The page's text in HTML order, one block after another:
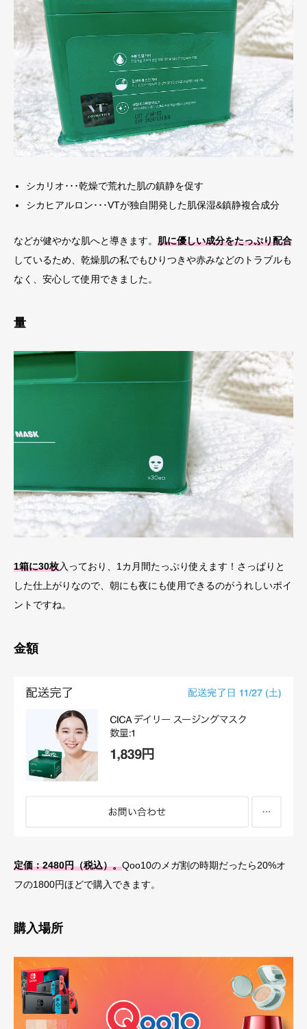
シカリオ･･･乾燥で荒れた肌の鎮静を促す
シカヒアルロン･･･VTが独自開発した肌保湿&鎮静複合成分
などが健やかな肌へと導きます。 肌に優しい成分をたっぷり配合
しているため、乾燥肌の私でもひりつきや赤みなどのトラブルも
なく、安心して使用できました。
量
1箱に30枚入っており、1カ月間たっぷり使えます！さっぱりと
した仕上がりなので、朝にも夜にも使用できるのがうれしいポイ
ントですね。
金額
定価：2480円（税込）。Qoo10のメガ割の時期だったら20%オ
フの1800円ほどで購入できます。
購入場所